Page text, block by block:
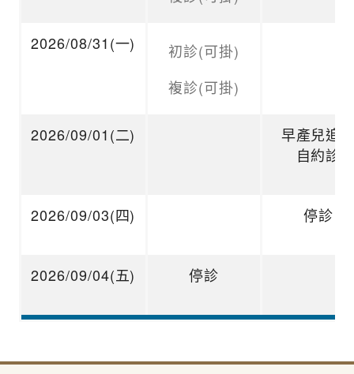
2026/08/31(一)
初診(可掛)
複診(可掛)
2026/09/01(二)
早產兒追
自約診
2026/09/03(四) 停診
2026/09/04(五) 停診